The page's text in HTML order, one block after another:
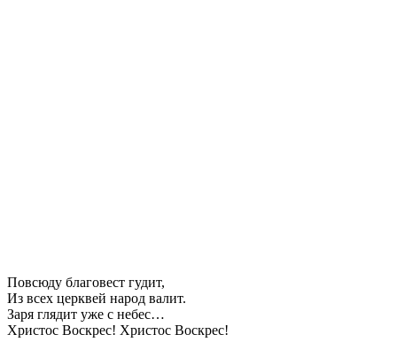
Повсюду благовест гудит,
Из всех церквей народ валит.
Заря глядит уже с небес…
Христос Воскрес! Христос Воскрес!